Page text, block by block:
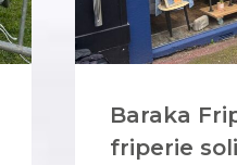
!
Baraka
friperie